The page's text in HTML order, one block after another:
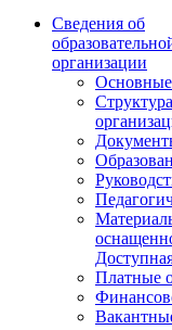
Сведения об
организации
Основные
Платные